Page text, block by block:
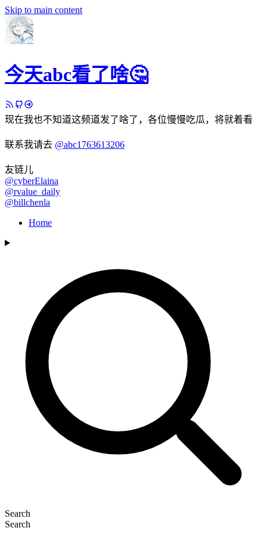
Skip to main content
今天abc看了啥🤔
现在我也不知道这频道发了啥了，各位慢慢吃瓜，将就着看
联系我请去 @abc1763613206
友链儿
@cyberElaina
@rvalue_daily
@billchenla
Home
Search
Search